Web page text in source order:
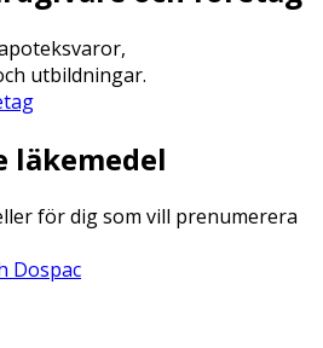
utbildningar.
läkemedel
för dig som vill prenumerera
Dospac